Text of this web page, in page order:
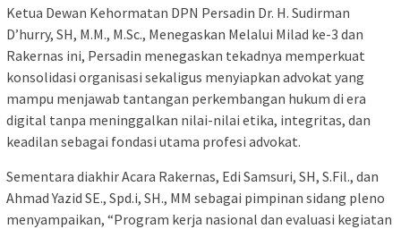
Ketua Dewan Kehormatan DPN Persadin Dr. H. Sudirman
D’hurry, SH, M.M., M.Sc., Menegaskan Melalui Milad ke-3 dan
Rakernas ini, Persadin menegaskan tekadnya memperkuat
konsolidasi organisasi sekaligus menyiapkan advokat yang
mampu menjawab tantangan perkembangan hukum di era
digital tanpa meninggalkan nilai-nilai etika, integritas, dan
keadilan sebagai fondasi utama profesi advokat.
Sementara diakhir Acara Rakernas, Edi Samsuri, SH, S.Fil., dan
Ahmad Yazid SE., Spd.i, SH., MM sebagai pimpinan sidang pleno
menyampaikan, “Program kerja nasional dan evaluasi kegiatan